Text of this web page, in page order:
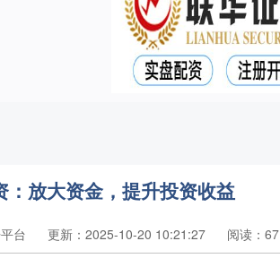
放大资金，提升投资收益
台 更新：2025-10-20 10:21:27 阅读：67